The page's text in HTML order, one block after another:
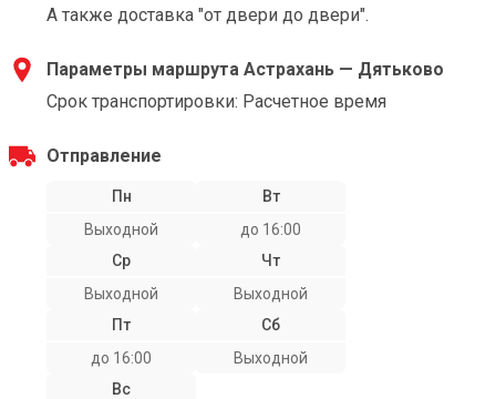
А также доставка "от двери до двери".
Параметры маршрута Астрахань — Дятьково
Срок транспортировки: Расчетное время
Отправление
Пн
Выходной
Вт
до 16:00
Ср
Выходной
Чт
Выходной
Пт
до 16:00
Сб
Выходной
Вс